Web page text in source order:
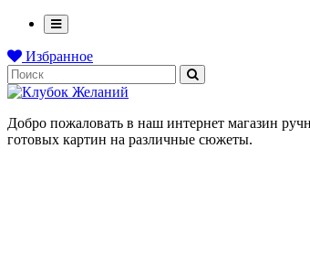
Избранное
Добро пожаловать в наш интернет магазин
готовых картин на различные сюжеты.